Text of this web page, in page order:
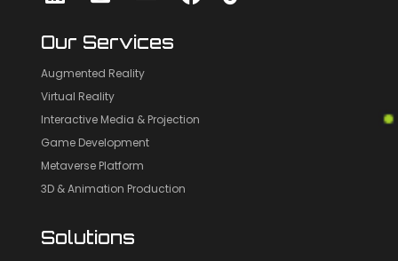
Our Services
Augmented Reality
Virtual Reality
Interactive Media & Projection
Game Development
Metaverse Platform
3D & Animation Production
Solutions